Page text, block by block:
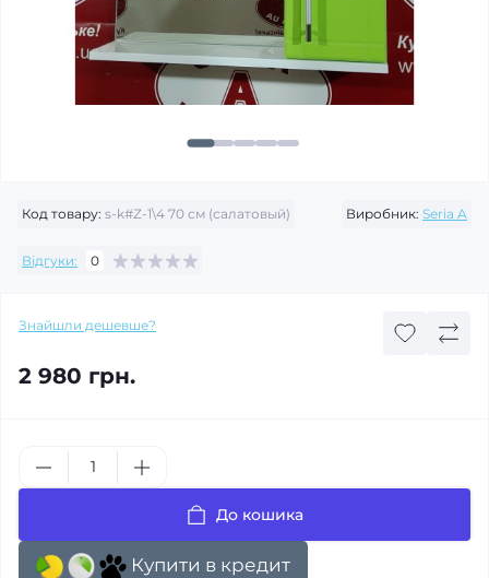
Код товару: s-k#Z-1\4 70 см (салатовый) Виробник: Seria A
Відгуки: 0
Знайшли дешевше?
2 980 грн.
До кошика
Купити в кредит